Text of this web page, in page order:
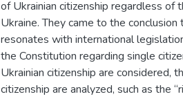
of Ukrainian citizenship regardless of
Ukraine. They came to the
resonates with international
the Constitution regarding single
Ukrainian citizenship are considered,
citizenship are analyzed, such as the